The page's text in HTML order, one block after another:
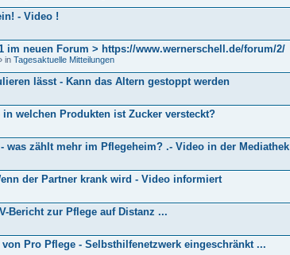
- Video !
im neuen Forum > https://www.wernerschell.de/forum/2/
in Tagesaktuelle Mitteilungen
lässt - Kann das Altern gestoppt werden
welchen Produkten ist Zucker versteckt?
was zählt mehr im Pflegeheim? .- Video in der Mediathek
der Partner krank wird - Video informiert
Bericht zur Pflege auf Distanz ...
Pro Pflege - Selbsthilfenetzwerk eingeschränkt ...